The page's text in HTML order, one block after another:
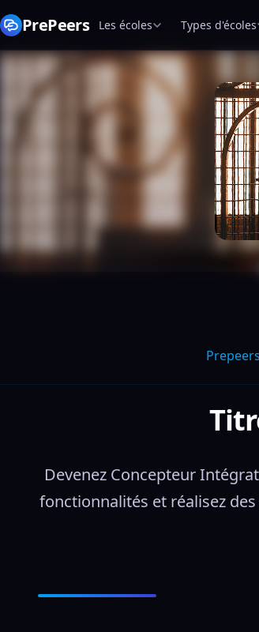
PrePeers Les écoles Types d'écoles
Prepeers
Devenez Concepteur
fonctionnalités et réalisez